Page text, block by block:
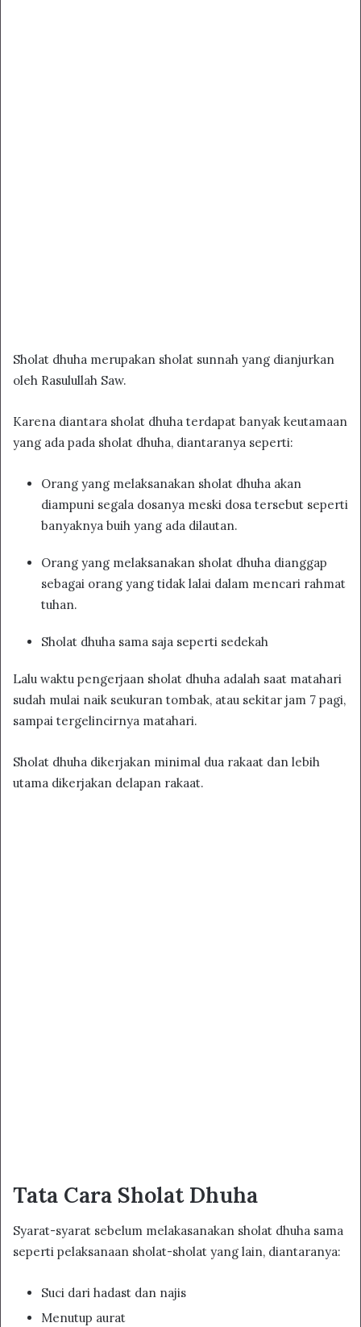
Sholat dhuha merupakan sholat sunnah yang dianjurkan
oleh Rasulullah Saw.
Karena diantara sholat dhuha terdapat banyak keutamaan
yang ada pada sholat dhuha, diantaranya seperti:
Orang yang melaksanakan sholat dhuha akan
diampuni segala dosanya meski dosa tersebut seperti
banyaknya buih yang ada dilautan.
Orang yang melaksanakan sholat dhuha dianggap
sebagai orang yang tidak lalai dalam mencari rahmat
tuhan.
Sholat dhuha sama saja seperti sedekah
Lalu waktu pengerjaan sholat dhuha adalah saat matahari
sudah mulai naik seukuran tombak, atau sekitar jam 7 pagi,
sampai tergelincirnya matahari.
Sholat dhuha dikerjakan minimal dua rakaat dan lebih
utama dikerjakan delapan rakaat.
Tata Cara Sholat Dhuha
Syarat-syarat sebelum melakasanakan sholat dhuha sama
seperti pelaksanaan sholat-sholat yang lain, diantaranya:
Suci dari hadast dan najis
Menutup aurat